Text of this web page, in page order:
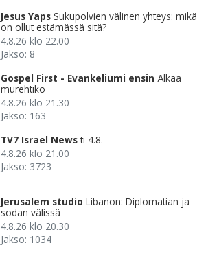
Jesus Yaps Sukupolvien välinen yhteys: mikä
on ollut estämässä sitä?
4.8.26 klo 22.00
Jakso: 8
Gospel First - Evankeliumi ensin Älkää
murehtiko
4.8.26 klo 21.30
Jakso: 163
TV7 Israel News ti 4.8.
4.8.26 klo 21.00
Jakso: 3723
Jerusalem studio Libanon: Diplomatian ja
sodan välissä
4.8.26 klo 20.30
Jakso: 1034